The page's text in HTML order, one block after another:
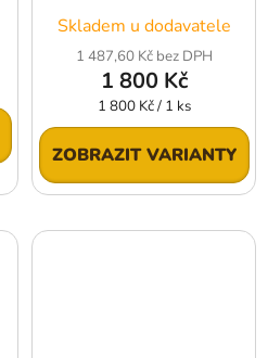
Skladem u dodavatele
1 487,60 Kč bez DPH
1 800 Kč
Měrná
cena:
1 800 Kč / 1 ks
ZOBRAZIT VARIANTY